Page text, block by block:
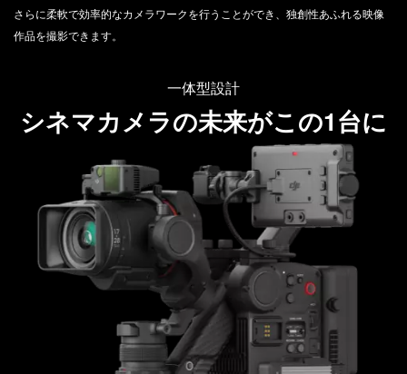
さらに柔軟で効率的なカメラワークを行うことができ、独創性あふれる映像
作品を撮影できます。
一体型設計
シネマカメラの未来がこの1台に